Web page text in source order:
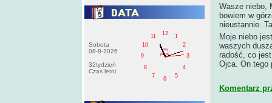
Sobota
08-8-2026
32tydzień
Czas letni
1
2
3
4
5
6
7
8
9
10
11
12
PM
pištek
Wasze niebo,
bowiem w
nieustannie.
Moje niebo
waszych
radość, co
Ojca. On tego
Komentarz